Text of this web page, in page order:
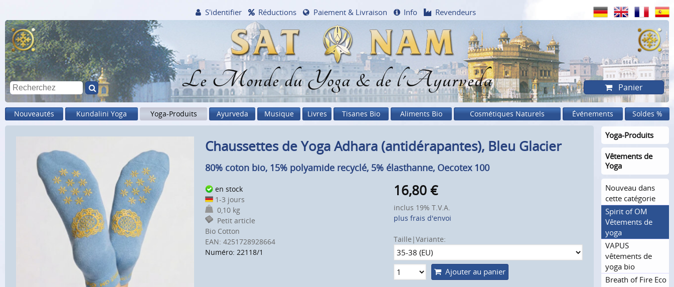
Le Monde du Yoga & de l'Ayurveda
S'identifier Réductions Paiement & Livraison Info Revendeurs
Panier
Nouveautés Kundalini Yoga Yoga-Produits Ayurveda Musique Livres Tisanes Bio Aliments Bio Cosmétiques Naturels Événements Soldes %
Chaussettes de Yoga Adhara (antidérapantes), Bleu Glacier
80% coton bio, 15% polyamide recyclé, 5% élasthanne, Oecotex 100
en stock
1-3 jours
0,10 kg
Petit article
Bio Cotton
EAN: 4251728928664
Numéro: 22118/1
16,80€
inclus 19% T.V.A.
plus frais d'envoi
Taille|Variante:
Ajouter au panier
Yoga-Produits
Vêtements de
Yoga
Nouveau dans
cette catégorie
Spirit of OM
Vêtements de
yoga
VAPUS
vêtements de
yoga bio
Breath of Fire Eco